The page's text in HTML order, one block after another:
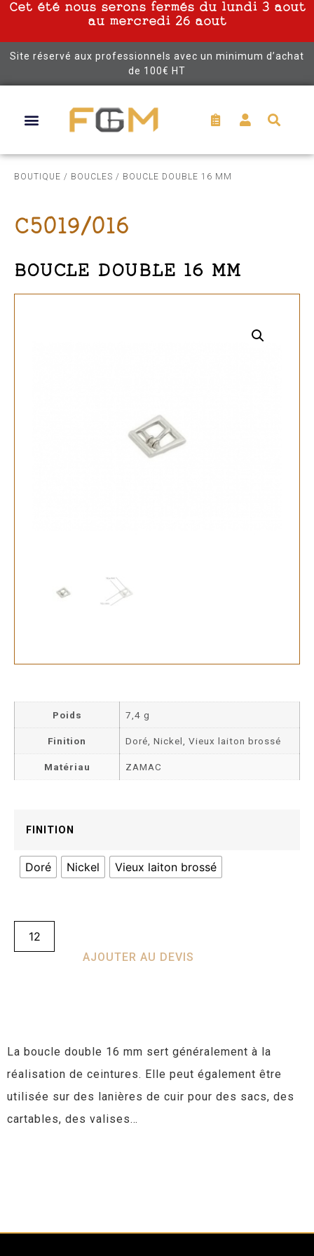
Cet été nous serons fermés du lundi 3 aout
au mercredi 26 aout
Site réservé aux professionnels avec un minimum d’achat
de 100€ HT
BOUTIQUE / BOUCLES / BOUCLE DOUBLE 16 MM
C5019/016
BOUCLE DOUBLE 16 MM
Poids 7,4 g
Finition Doré, Nickel, Vieux laiton brossé
Matériau ZAMAC
FINITION
Doré Nickel Vieux laiton brossé
AJOUTER AU DEVIS
La boucle double 16 mm sert généralement à la
réalisation de ceintures. Elle peut également être
utilisée sur des lanières de cuir pour des sacs, des
cartables, des valises…